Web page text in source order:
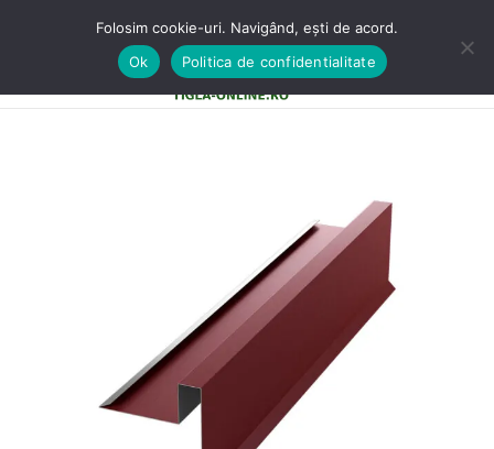
Folosim cookie-uri. Navigând, ești de acord.
Ok
Politica de confidentialitate